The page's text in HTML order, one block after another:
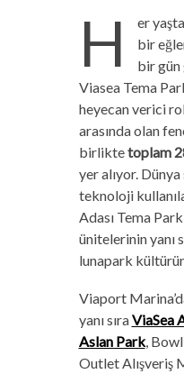
H
er
bir
bir gün
Viasea Tema
heyecan verici
arasında olan
birliktetoplam
yer alıyor.
teknoloji
Adası Tema
ünitelerinin yanı
lunapark
Viaport
yanı sıraViaSea
Aslan Park,
Outlet Alışveriş